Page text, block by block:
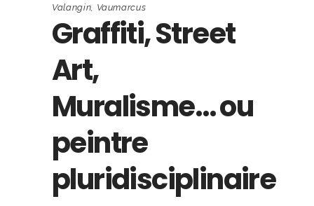
Valangin, Vaumarcus
Graffiti, Street
Art,
Muralisme… ou
peintre
pluridisciplinaire